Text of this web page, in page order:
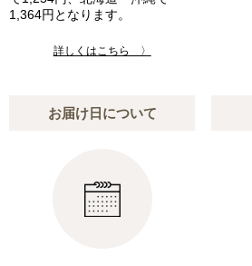
1,364円となります。
詳しくはこちら 〉
お届け日について